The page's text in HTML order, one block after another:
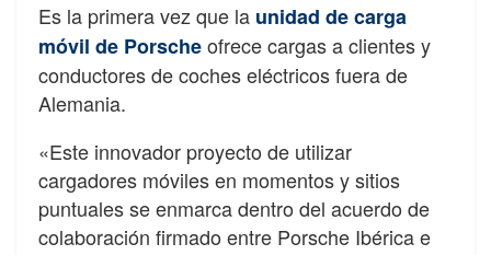
Es la primera vez que la unidad de carga
móvil de Porscheofrece cargas a clientes y
conductores de coches eléctricos fuera de
Alemania.
«Este innovador proyecto de utilizar
cargadores móviles en momentos y sitios
puntuales se enmarca dentro del acuerdo de
colaboración firmado entre Porsche Ibérica e